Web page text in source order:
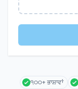
੧੦੦+ ਭਾਸ਼ਾਵਾਂ